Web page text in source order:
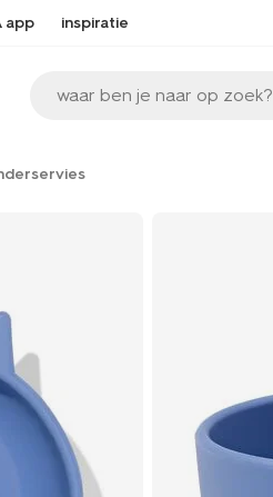
app inspiratie
waar ben je naar op zoek?